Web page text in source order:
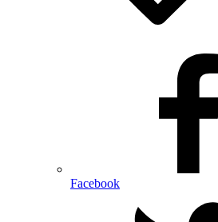
Facebook